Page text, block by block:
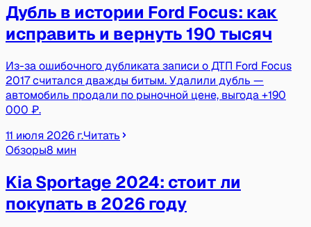
Дубль в истории Ford Focus: как
исправить и вернуть 190 тысяч
Из-за ошибочного дубликата записи о ДТП Ford Focus
2017 считался дважды битым. Удалили дубль —
автомобиль продали по рыночной цене, выгода +190
000 ₽.
11 июля 2026 г.Читать
Обзоры8 мин
Kia Sportage 2024: стоит ли
покупать в 2026 году